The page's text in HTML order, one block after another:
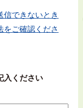
できないとき
をご確認くださ
入ください